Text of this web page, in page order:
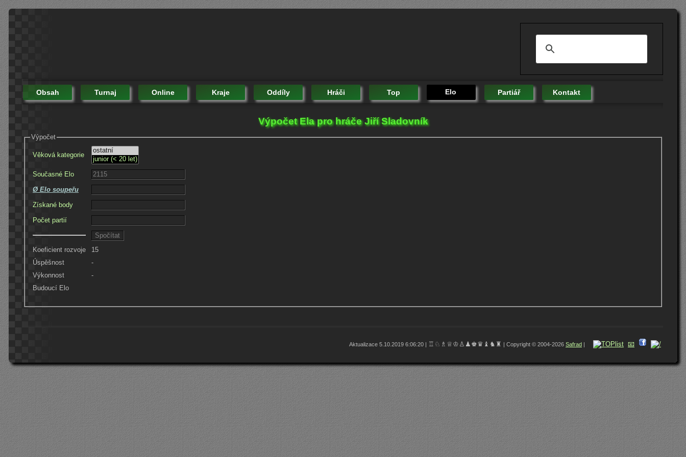
Obsah Turnaj Online Kraje Oddíly Hráči Top Elo Partiář Kontakt
Výpočet Ela pro hráče Jiří Sladovník
Výpočet
Věková kategorie
Současné Elo
Ø Elo soupeřu
Získané body
Počet partií
Koeficient rozvoje
15
Úspěšnost
-
Výkonnost
-
Budoucí Elo
Aktualizace 5.10.2019 6:06:20 | ♖♘♗♕♔♙♟♚♛♝♞♜ | Copyright © 2004-2026 Safrad | 📧